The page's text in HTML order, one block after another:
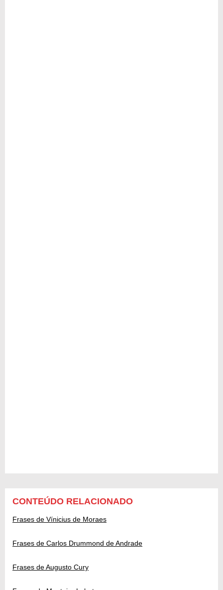
CONTEÚDO RELACIONADO
Frases de Vínicius de Moraes
Frases de Carlos Drummond de Andrade
Frases de Augusto Cury